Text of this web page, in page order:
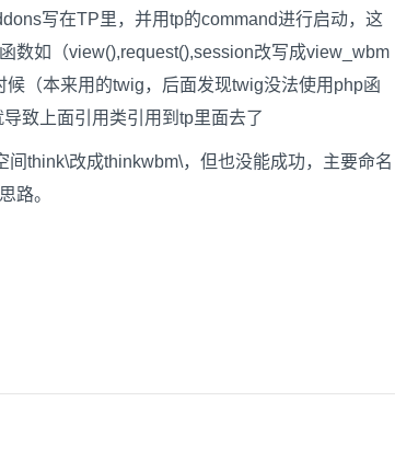
写在TP里，并用tp的command进行启动，这
数如（view(),request(),session改写成view_wbm
（本来用的twig，后面发现twig没法使用php函
致上面引用类引用到tp里面去了
think\改成thinkwbm\，但也没能成功，主要命名
路。